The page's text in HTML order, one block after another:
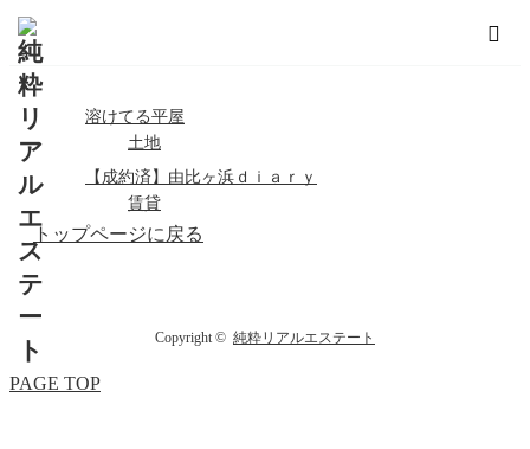
溶けてる平屋
土地
【成約済】由比ヶ浜ｄｉａｒｙ
賃貸
トップページに戻る
Copyright © 純粋リアルエステート
PAGE TOP